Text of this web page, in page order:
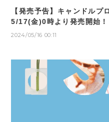
【発売予告】キャンドル
5/17(金)0時より発売開始！
2024/05/16 00:11